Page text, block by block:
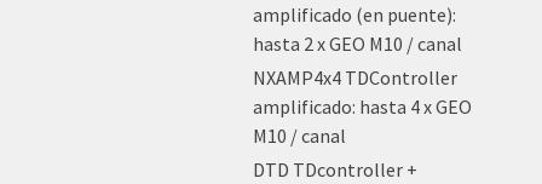
amplificado (en puente):
hasta 2 x GEO M10 / canal
NXAMP4x4 TDController
amplificado: hasta 4 x GEO
M10 / canal
DTD TDcontroller +